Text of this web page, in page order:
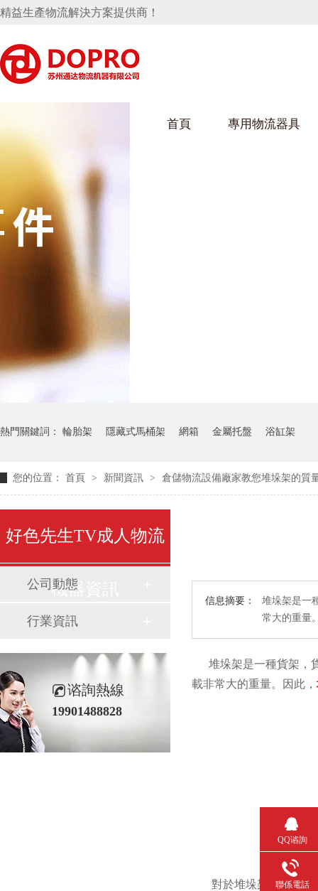
精益生產物流解決方案提供商！
首頁 專用物流器具
好色视频APP下载架
變速箱托盤
衝壓件料架
消聲器料架
手推車
氣瓶料架
隱藏式馬桶水箱支架
汽車行業
衛浴行業
熱門關鍵詞： 輪胎架 隱藏式馬桶架 網箱 金屬托盤 浴缸架
您的位置： 首頁 > 新聞資訊 > 倉儲物流設備廠家教您堆垛架的質
信息摘要：
堆垛架是一
常大的重量
堆垛架是一種貨架
載非常大的重量。因此，
對於堆垛架來說，他
好色先生TV成人物流
機器資訊
公司動態
行業資訊
谘詢熱線
19901488828
QQ谘詢
聯係電話